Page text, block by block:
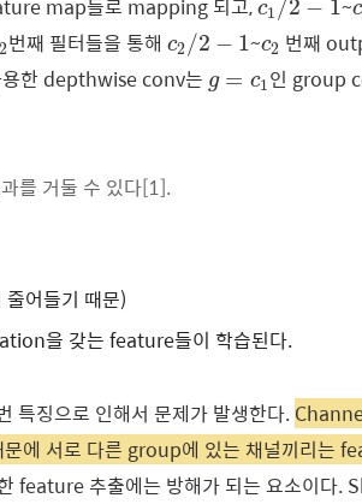
map들로 mapping 되고, c1 /2 − 1~c
2번째 필터들을 통해 c2 /2 − 1
c 2/2 1~c2
c2번째
한 depthwise conv는 g = c1
g=c 1 인 group
를 거둘 수 있다[1].
어들기 때문)
을 갖는 feature들이 학습된다.
특징으로 인해서 문제가 발생한다.
에 서로 다른 group에 있는 채널끼리는
feature 추출에는 방해가 되는 요소이다.